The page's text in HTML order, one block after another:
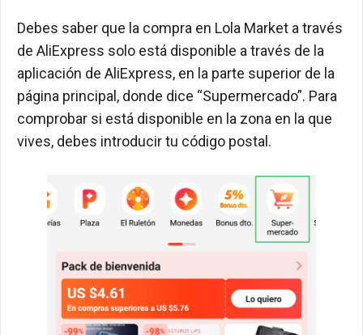
Debes saber que la compra en Lola Market a través
de AliExpress solo está disponible a través de la
aplicación de AliExpress, en la parte superior de la
página principal, donde dice “Supermercado”. Para
comprobar si está disponible en la zona en la que
vives, debes introducir tu código postal.